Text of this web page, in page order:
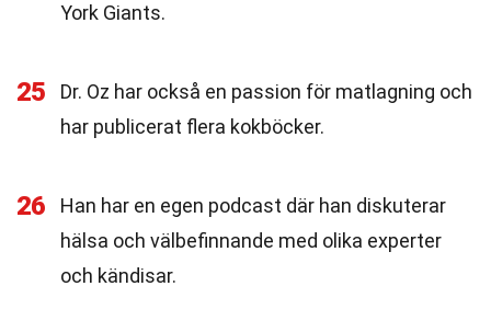
York Giants.
25
Dr. Oz har också en passion för matlagning och
har publicerat flera kokböcker.
26
Han har en egen podcast där han diskuterar
hälsa och välbefinnande med olika experter
och kändisar.